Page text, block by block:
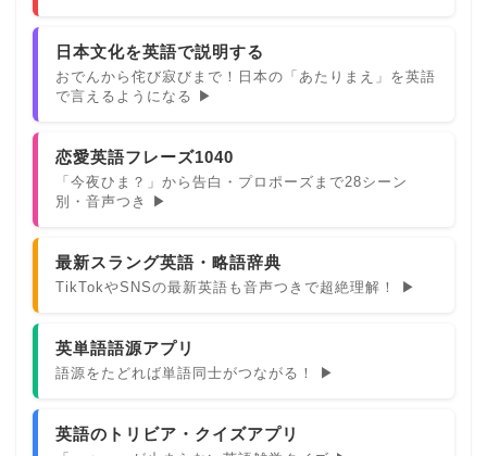
日本文化を英語で説明する
おでんから侘び寂びまで！日本の「あたりまえ」を英語
で言えるようになる ▶
恋愛英語フレーズ1040
「今夜ひま？」から告白・プロポーズまで28シーン
別・音声つき ▶
最新スラング英語・略語辞典
TikTokやSNSの最新英語も音声つきで超絶理解！ ▶
英単語語源アプリ
語源をたどれば単語同士がつながる！ ▶
英語のトリビア・クイズアプリ